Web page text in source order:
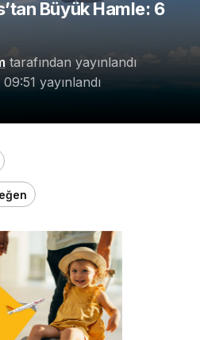
Büyük Hamle: 6
tarafından yayınlandı
yayınlandı